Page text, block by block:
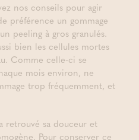
nos conseils pour agir
préférence un gommage
peeling à gros granulés.
bien les cellules mortes
Comme celle-ci se
mois environ, ne
trop fréquemment, et
retrouvé sa douceur et
Pour conserver ce